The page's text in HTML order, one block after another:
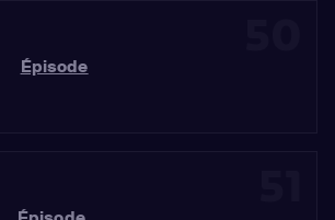
Épisode